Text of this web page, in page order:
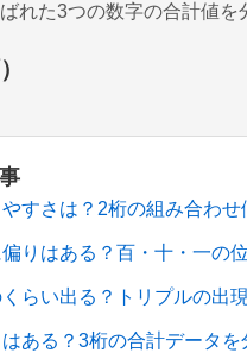
れた3つの数字の合計値
すさは？2桁の組み合わせ
りはある？百・十・一の
らい出る？トリプルの出
ある？3桁の合計データを